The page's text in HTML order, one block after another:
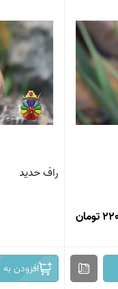
راف حدید
افزودن